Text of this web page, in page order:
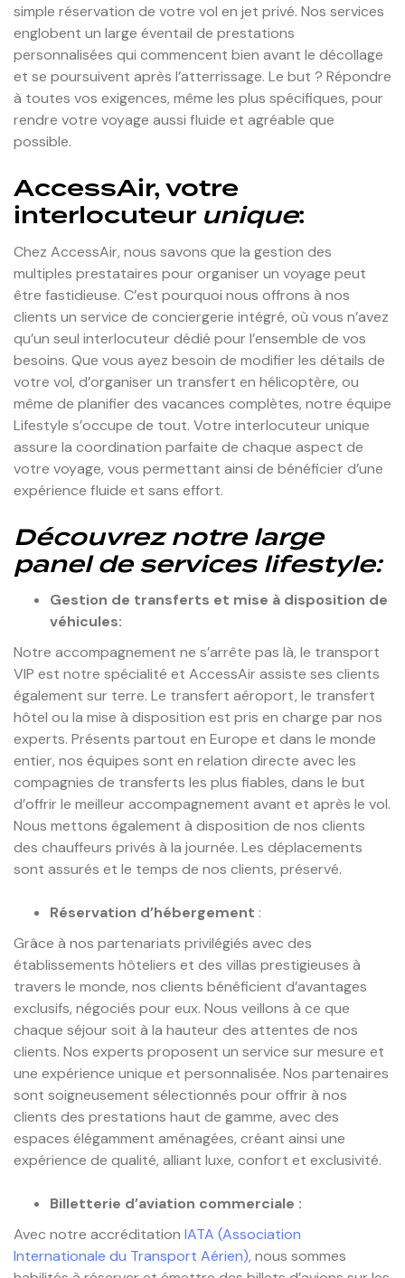
simple réservation de votre vol en jet privé. Nos services
englobent un large éventail de prestations
personnalisées qui commencent bien avant le décollage
et se poursuivent après l’atterrissage. Le but ? Répondre
à toutes vos exigences, même les plus spécifiques, pour
rendre votre voyage aussi fluide et agréable que
possible.
AccessAir, votre
interlocuteur unique:
Chez AccessAir, nous savons que la gestion des
multiples prestataires pour organiser un voyage peut
être fastidieuse. C’est pourquoi nous offrons à nos
clients un service de conciergerie intégré, où vous n’avez
qu’un seul interlocuteur dédié pour l’ensemble de vos
besoins. Que vous ayez besoin de modifier les détails de
votre vol, d’organiser un transfert en hélicoptère, ou
même de planifier des vacances complètes, notre équipe
Lifestyle s’occupe de tout. Votre interlocuteur unique
assure la coordination parfaite de chaque aspect de
votre voyage, vous permettant ainsi de bénéficier d’une
expérience fluide et sans effort.
Découvrez notre large
panel de services lifestyle:
Gestion de transferts et mise à disposition de
véhicules:
Notre accompagnement ne s’arrête pas là, le transport
VIP est notre spécialité et AccessAir assiste ses clients
également sur terre. Le transfert aéroport, le transfert
hôtel ou la mise à disposition est pris en charge par nos
experts. Présents partout en Europe et dans le monde
entier, nos équipes sont en relation directe avec les
compagnies de transferts les plus fiables, dans le but
d’offrir le meilleur accompagnement avant et après le vol.
Nous mettons également à disposition de nos clients
des chauffeurs privés à la journée. Les déplacements
sont assurés et le temps de nos clients, préservé.
Réservation d’hébergement :
Grâce à nos partenariats privilégiés avec des
établissements hôteliers et des villas prestigieuses à
travers le monde, nos clients bénéficient d’avantages
exclusifs, négociés pour eux. Nous veillons à ce que
chaque séjour soit à la hauteur des attentes de nos
clients. Nos experts proposent un service sur mesure et
une expérience unique et personnalisée. Nos partenaires
sont soigneusement sélectionnés pour offrir à nos
clients des prestations haut de gamme, avec des
espaces élégamment aménagées, créant ainsi une
expérience de qualité, alliant luxe, confort et exclusivité.
Billetterie d’aviation commerciale :
Avec notre accréditation IATA (Association
Internationale du Transport Aérien), nous sommes